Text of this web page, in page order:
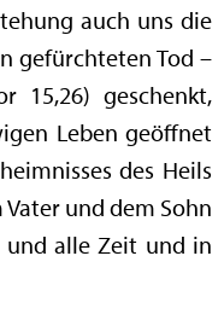
auch uns die
gefürchteten Tod –
15,26) geschenkt,
Leben geöffnet
des Heils
und dem Sohn
alle Zeit und in